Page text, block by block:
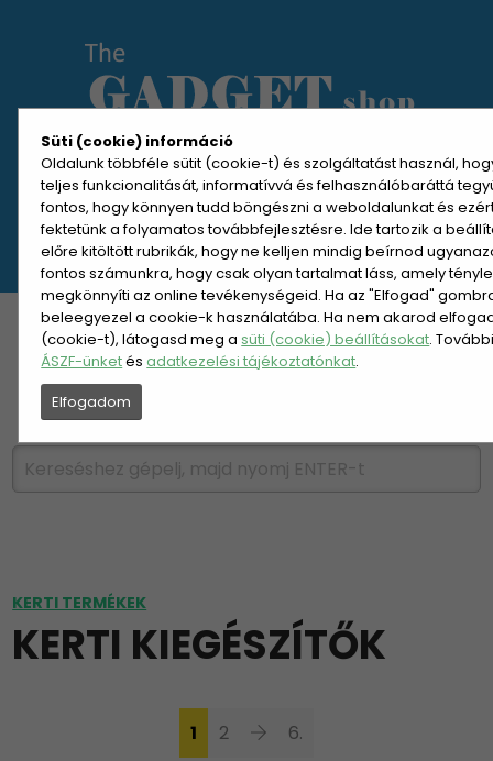
Süti (cookie) információ
Oldalunk többféle sütit (cookie-t) és szolgáltatást használ,
teljes funkcionalitását, informatívvá és felhasználóbaráttá
fontos, hogy könnyen tudd böngészni a weboldalunkat és
fektetünk a folyamatos továbbfejlesztésre. Ide tartozik a
előre kitöltött rubrikák, hogy ne kelljen mindig beírnod
fontos számunkra, hogy csak olyan tartalmat láss, amely
megkönnyíti az online tevékenységeid. Ha az "Elfogad"
beleegyezel a cookie-k használatába. Ha nem akarod
(cookie-t), látogasd meg asüti (cookie) beállításokat.
ÁSZF-ünketésadatkezelési tájékoztatónkat.
Elfogadom
MENÜ MEGNYITÁSA
REGISZTRÁCIÓ BELÉPÉS
KATEGÓRIÁK HETI AJÁNLAT
ÚJDONSÁGOK NÉPSZERŰ
KERTI TERMÉKEK
KERTI KIEGÉSZÍTŐK
1 2 6.